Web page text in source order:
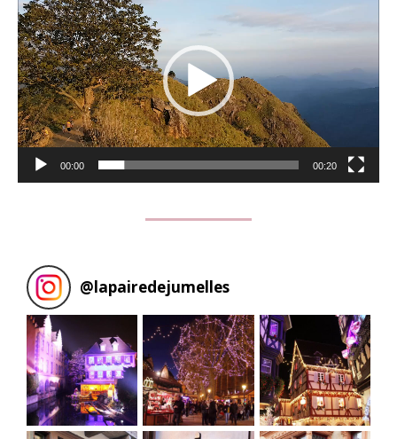
vidéo
00:00 00:20
@lapairedejumelles